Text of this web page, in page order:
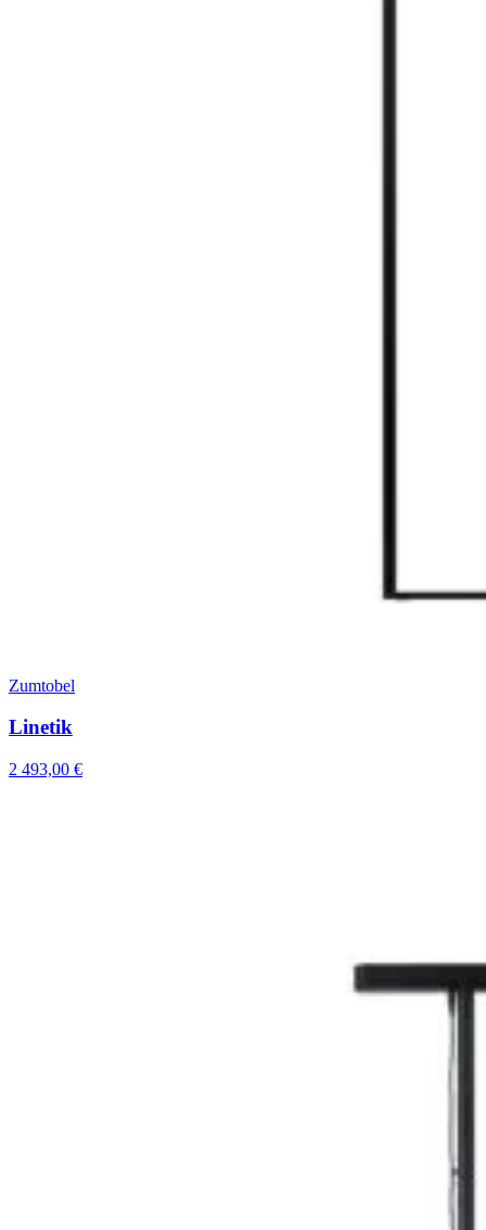
Zumtobel
Linetik
2 493,00 €